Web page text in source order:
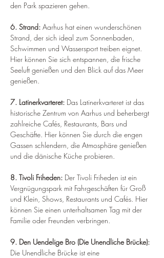
den Park spazieren gehen.
6. Strand: Aarhus hat einen wunderschönen
Strand, der sich ideal zum Sonnenbaden,
Schwimmen und Wassersport treiben eignet.
Hier können Sie sich entspannen, die frische
Seeluft genießen und den Blick auf das Meer
genießen.
7. Latinerkvarteret: Das Latinerkvarteret ist das
historische Zentrum von Aarhus und beherbergt
zahlreiche Cafés, Restaurants, Bars und
Geschäfte. Hier können Sie durch die engen
Gassen schlendern, die Atmosphäre genießen
und die dänische Küche probieren.
8. Tivoli Friheden: Der Tivoli Friheden ist ein
Vergnügungspark mit Fahrgeschäften für Groß
und Klein, Shows, Restaurants und Cafés. Hier
können Sie einen unterhaltsamen Tag mit der
Familie oder Freunden verbringen.
9. Den Uendelige Bro (Die Unendliche Brücke):
Die Unendliche Brücke ist eine